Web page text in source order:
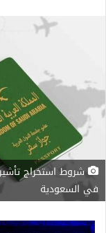
شروط استخراج
في السعودية